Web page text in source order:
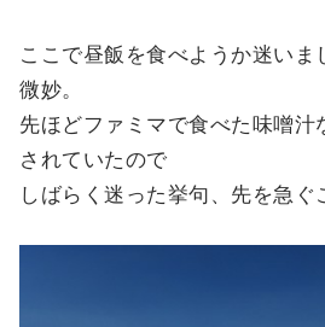
ここで昼飯を食べようか迷いま
微妙。
先ほどファミマで食べた味噌汁
されていたので
しばらく迷った挙句、先を急ぐ